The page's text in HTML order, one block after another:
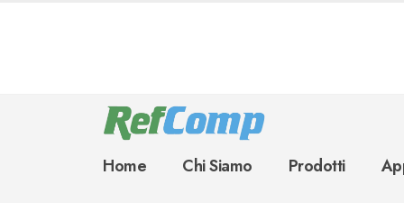
Home Chi Siamo Prodotti